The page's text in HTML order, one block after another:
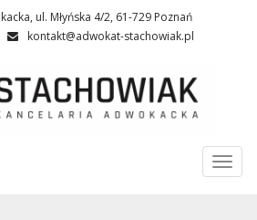
ul. Młyńska 4/2, 61-729 Poznań
kontakt@adwokat-stachowiak.pl